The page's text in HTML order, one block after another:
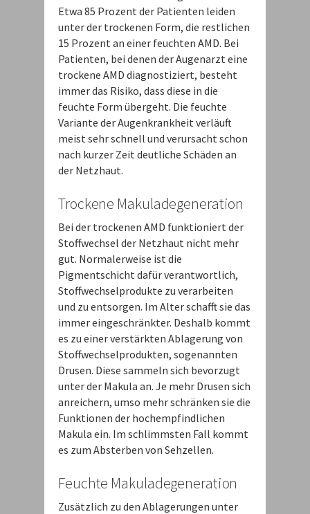
Etwa 85 Prozent der Patienten leiden
unter der trockenen Form, die restlichen
15 Prozent an einer feuchten AMD. Bei
Patienten, bei denen der Augenarzt eine
trockene AMD diagnostiziert, besteht
immer das Risiko, dass diese in die
feuchte Form übergeht. Die feuchte
Variante der Augenkrankheit verläuft
meist sehr schnell und verursacht schon
nach kurzer Zeit deutliche Schäden an
der Netzhaut.
Trockene Makuladegeneration
Bei der trockenen AMD funktioniert der
Stoffwechsel der Netzhaut nicht mehr
gut. Normalerweise ist die
Pigmentschicht dafür verantwortlich,
Stoffwechselprodukte zu verarbeiten
und zu entsorgen. Im Alter schafft sie das
immer eingeschränkter. Deshalb kommt
es zu einer verstärkten Ablagerung von
Stoffwechselprodukten, sogenannten
Drusen. Diese sammeln sich bevorzugt
unter der Makula an. Je mehr Drusen sich
anreichern, umso mehr schränken sie die
Funktionen der hochempfindlichen
Makula ein. Im schlimmsten Fall kommt
es zum Absterben von Sehzellen.
Feuchte Makuladegeneration
Zusätzlich zu den Ablagerungen unter